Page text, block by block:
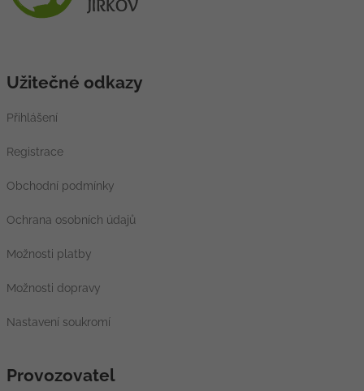
Užitečné odkazy
Přihlášení
Registrace
Obchodní podmínky
Ochrana osobních údajů
Možnosti platby
Možnosti dopravy
Nastavení soukromí
Provozovatel